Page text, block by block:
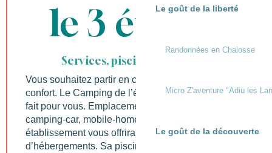
Le goût de la liberté
Randonnées en Chalosse
Micro Z'aventure "Adiu les
Le goût de la découverte
le 3 étoiles
Services, piscine, restaurant
Vous souhaitez partir en camping avec tout le
confort. Le Camping de l’étang de Laubanère est
fait pour vous. Emplacements nus, aire de
camping-car, mobile-homes ou chalets, cet
établissement vous offrira un grand choix
d’hébergements. Sa piscine, ses soirées à thèmes